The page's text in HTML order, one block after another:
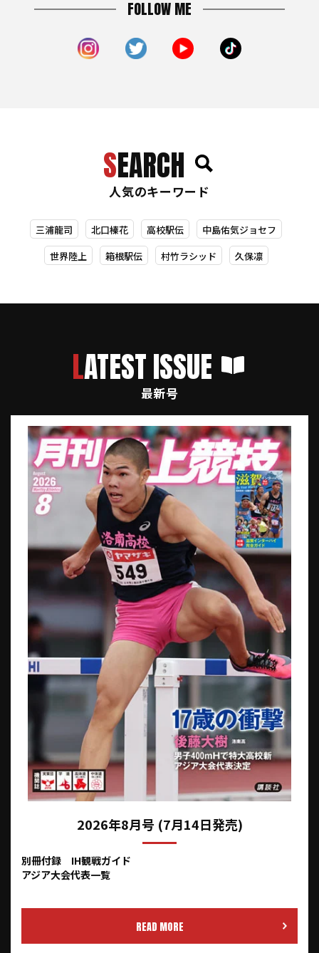
FOLLOW ME
SEARCH
人気のキーワード
三浦龍司 北口榛花 高校駅伝 中島佑気ジョセフ
世界陸上 箱根駅伝 村竹ラシッド 久保凛
LATEST ISSUE
最新号
2026年8月号 (7月14日発売)
別冊付録 IH観戦ガイド
アジア大会代表一覧
READ MORE